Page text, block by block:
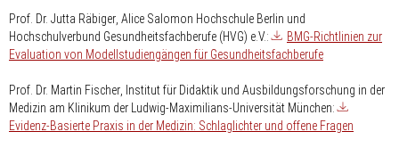
Prof. Dr. Jutta Räbiger , Alice Salomon Hochschule Berlin und
Hochschulverbund Gesundheitsfachberufe (HVG) e.V.:
BMG-Richtlinien zur
Evaluation von Modellstudiengängen für Gesundheitsfachberufe
Prof. Dr. Martin Fischer , Institut für Didaktik und Ausbildungsforschung in der
Medizin am Klinikum der Ludwig-Maximilians-Universität München:
Evidenz-Basierte Praxis in der Medizin: Schlaglichter und offene Fragen